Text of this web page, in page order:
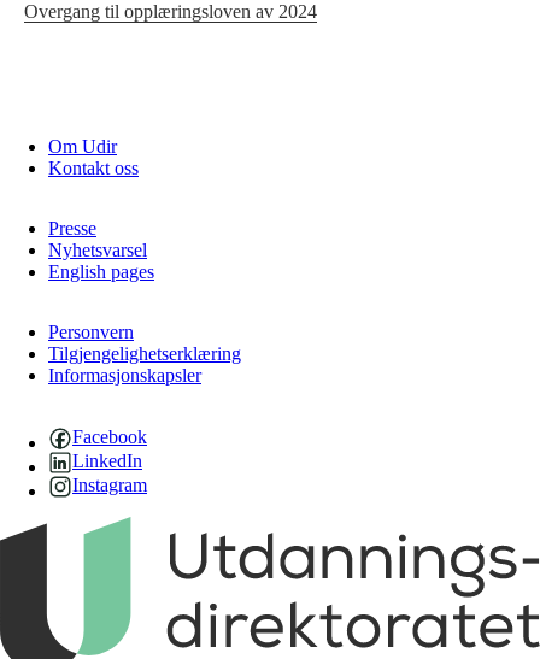
Overgang til opplæringsloven av 2024
Om Udir
Kontakt oss
Presse
Nyhetsvarsel
English pages
Personvern
Tilgjengelighetserklæring
Informasjonskapsler
Facebook
LinkedIn
Instagram